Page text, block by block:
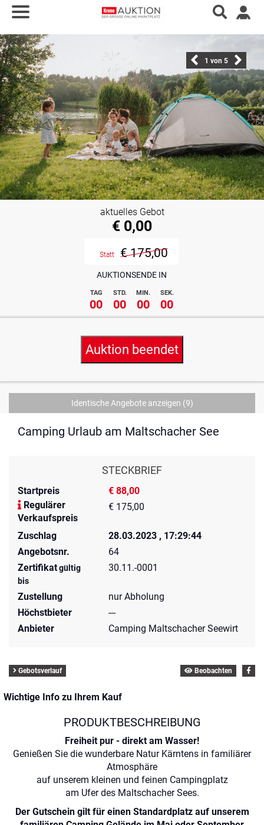
1 von 5
AUKTIONSENDE IN
TAG STD. MIN. SEK.
00 00 00 00
aktuelles Gebot
€ 0,00
Statt € 175,00
Auktion beendet
Identische Angebote anzeigen (9)
Camping Urlaub am Maltschacher See
STECKBRIEF
Startpreis
€ 88,00
Regulärer
Verkaufspreis
€ 175,00
Zuschlag
28.03.2023 , 17:29:44
Angebotsnr.
64
Zertifikatgültig
bis
30.11.-0001
Zustellung
nur Abholung
Höchstbieter
---
Anbieter
Camping Maltschacher Seewirt
Gebotsverlauf Beobachten
Wichtige Info zu Ihrem Kauf
PRODUKTBESCHREIBUNG
Freiheit pur - direkt am Wasser!
Genießen Sie die wunderbare Natur Kärntens in familiärer
Atmosphäre
auf unserem kleinen und feinen Campingplatz
am Ufer des Maltschacher Sees.
Der Gutschein gilt für einen Standardplatz auf unserem